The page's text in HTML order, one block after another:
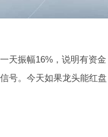
天振幅16%，说明有资金
号。今天如果龙头能红盘